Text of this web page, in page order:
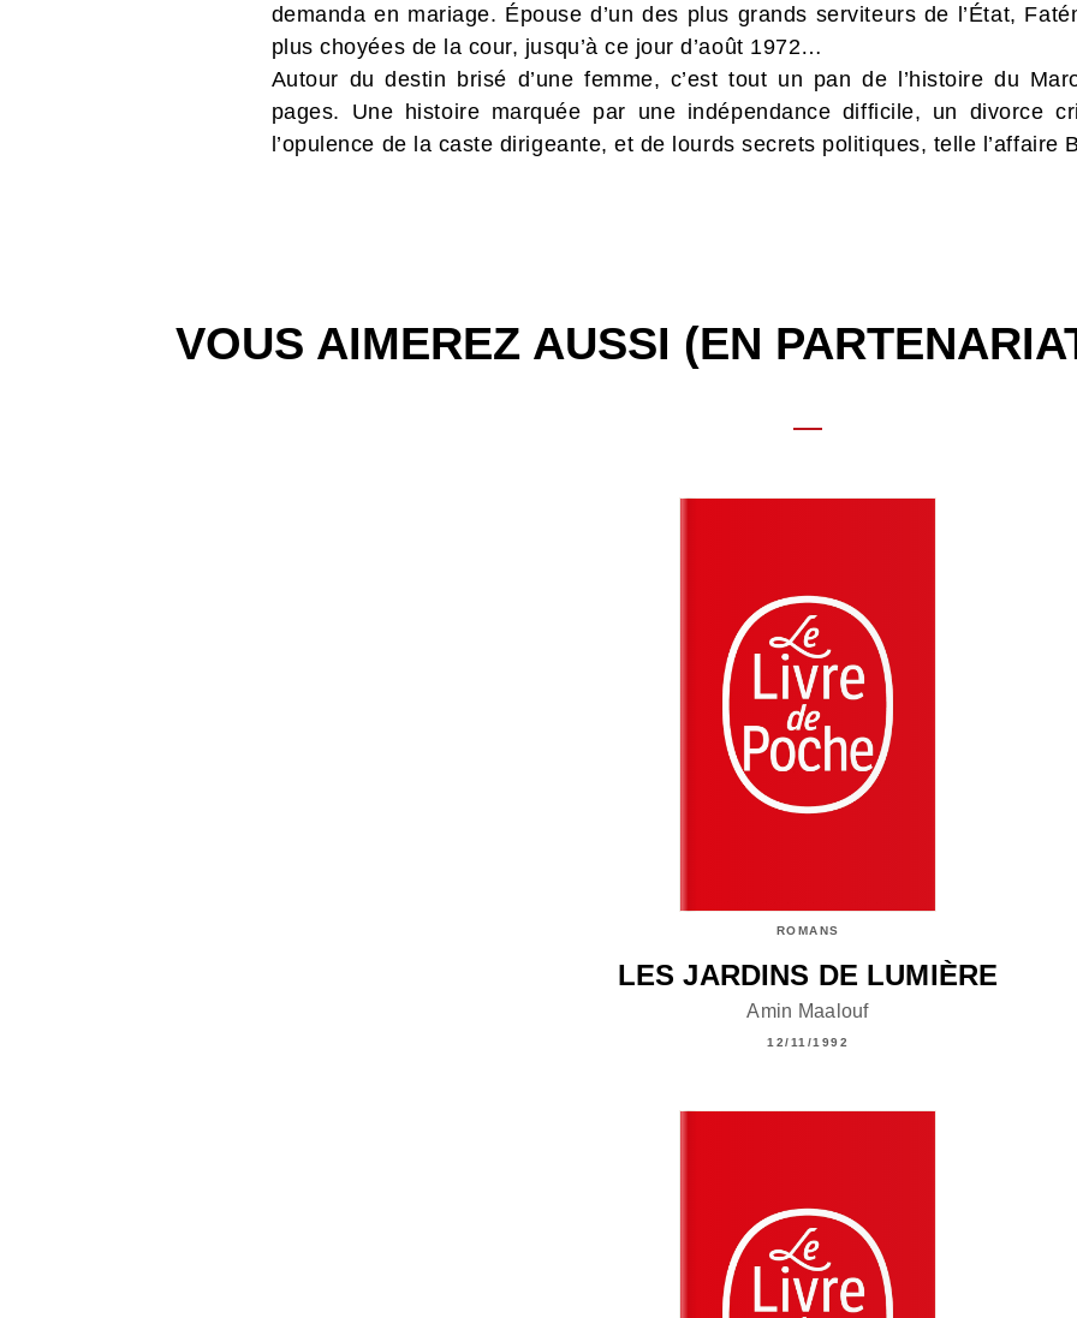
demanda en mariage. Épouse d’un des plus grands serviteurs de l’État,
plus choyées de la cour, jusqu’à ce jour d’août 1972…
Autour du destin brisé d’une femme, c’est tout un pan de l’histoire du
pages. Une histoire marquée par une indépendance difficile, un divorce
l’opulence de la caste dirigeante, et de lourds secrets politiques, telle l’affaire
VOUS AIMEREZ AUSSI (EN
ROMANS
LES JARDINS DE LUMIÈRE
Amin Maalouf
12/11/1992